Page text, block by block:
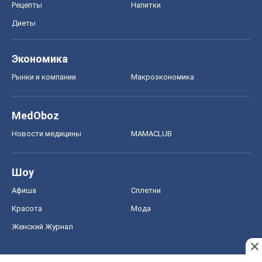
Рецепты Напитки
Диеты
Экономика
Рынки и компании Mакроэкономика
MedOboz
Новости медицины MAMACLUB
Шоу
Афиша Сплетни
Красота Мода
Женский Журнал